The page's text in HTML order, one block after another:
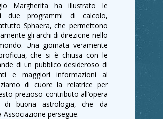
Margherita ha illustrato le
due programmi di calcolo,
Sphaera, che permettono
gli archi di direzione nello
Una giornata veramente
che si è chiusa con le
di un pubblico desideroso di
e maggiori informazioni al
di cuore la relatrice per
prezioso contributo all’opera
di buona astrologia, che da
Associazione persegue.